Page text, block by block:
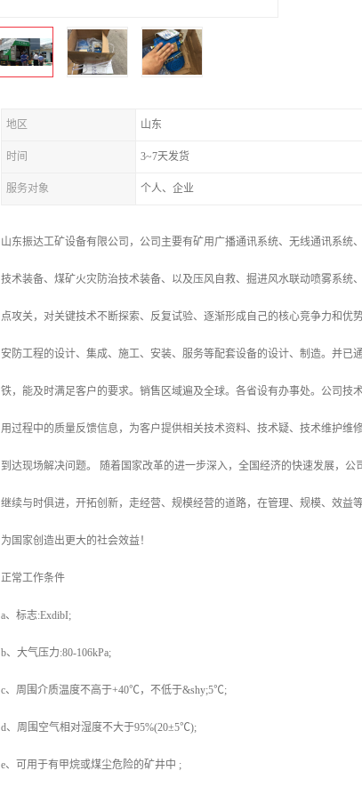
地区 山东
时间 3~7天发货
服务对象 个人、企业
山东振达工矿设备有限公司，公司主要有矿用广播通讯系统、无线通讯系
技术装备、煤矿火灾防治技术装备、以及压风自救、掘进风水联动喷雾系
点攻关，对关键技术不断探索、反复试验、逐渐形成自己的核心竞争力和
安防工程的设计、集成、施工、安装、服务等配套设备的设计、制造。并
铁，能及时满足客户的要求。销售区域遍及全球。各省设有办事处。公司
用过程中的质量反馈信息，为客户提供相关技术资料、技术疑、技术维护
到达现场解决问题。 随着国家改革的进一步深入，全国经济的快速发展，
继续与时俱进，开拓创新，走经营、规模经营的道路，在管理、规模、效
为国家创造出更大的社会效益！
正常工作条件
a、标志:ExdibI;
b、大气压力:80-106kPa;
c、周围介质温度不高于+40℃，不低于&shy;5℃;
d、周围空气相对湿度不大于95%(20±5℃);
e、可用于有甲烷或煤尘危险的矿井中 ;